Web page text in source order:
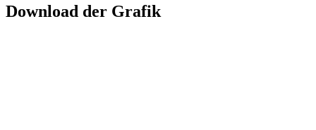
Download der Grafik